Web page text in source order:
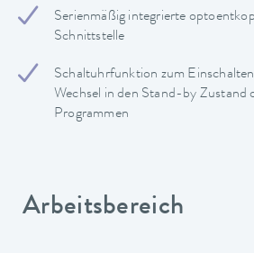
Serienmäßig integrierte
Schnittstelle
Schaltuhrfunktion zum
Wechsel in den Stand-by Zustand
Programmen
Arbeitsbereich